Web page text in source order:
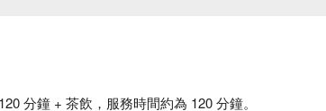
分鐘 + 茶飲，服務時間約為 120 分鐘。